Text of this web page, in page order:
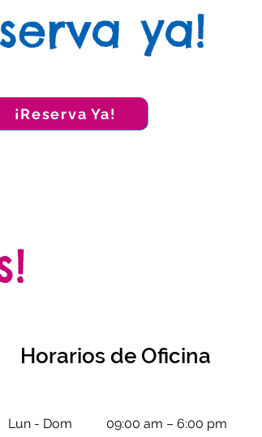
ya!
¡Reserva Ya!
Horarios de Oficina
Lun - Dom 09:00 am – 6:00 pm